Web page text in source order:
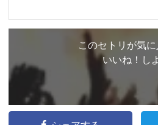
このセトリが気
いいね！し